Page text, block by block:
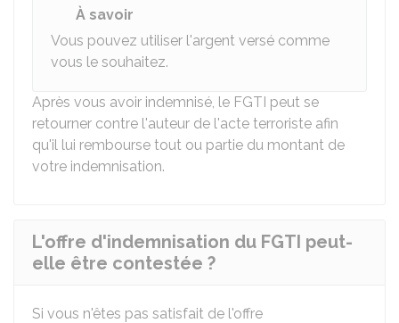
À savoir
Vous pouvez utiliser l'argent versé comme
vous le souhaitez.
Après vous avoir indemnisé, le FGTI peut se
retourner contre l'auteur de l'acte terroriste afin
qu'il lui rembourse tout ou partie du montant de
votre indemnisation.
L'offre d'indemnisation du FGTI peut-
elle être contestée ?
Si vous n'êtes pas satisfait de l'offre